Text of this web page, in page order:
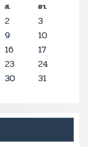
ส. อา.
2
3
9
10
16
17
23
24
30 31